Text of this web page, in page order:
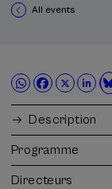
All events
Description
Programme
Directeurs